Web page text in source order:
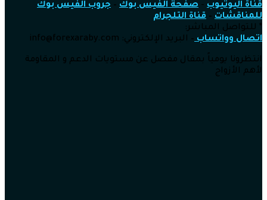
قناة اليوتيوب – صفحة الفيس بوك – جروب الفيس بوك
للمناقشات – قناة التلجرام
* للتواصل المباشر:
اتصال وواتساب– البريد الإلكتروني: info @forexaraby.com
انتظرونا يومياً بمقال مفصل عن مستويات الدعم و المقاومة
لأهم الأزواج